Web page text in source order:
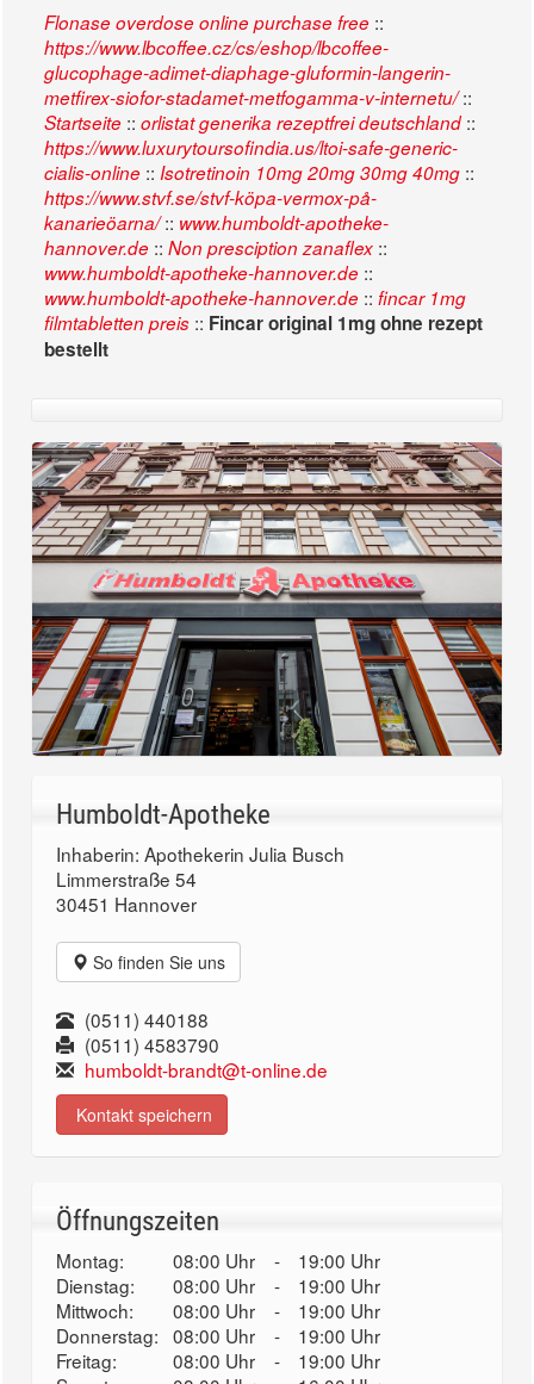
Flonase overdose online purchase free ::
https://www.lbcoffee.cz/cs/eshop/lbcoffee-
glucophage-adimet-diaphage-gluformin-langerin-
metfirex-siofor-stadamet-metfogamma-v-internetu/::
Startseite :: orlistat generika rezeptfrei deutschland::
https://www.luxurytoursofindia.us/ltoi-safe-generic-
cialis-online :: Isotretinoin 10mg 20mg 30mg 40mg ::
https://www.stvf.se/stvf-köpa-vermox-på-
kanarieöarna/:: www.humboldt-apotheke-
hannover.de :: Non presciption zanaflex ::
www.humboldt-apotheke-hannover.de ::
www.humboldt-apotheke-hannover.de :: fincar 1mg
filmtabletten preis :: Fincar original 1mg ohne rezept
bestellt
Humboldt-Apotheke
Inhaberin: Apothekerin Julia Busch
Limmerstraße 54
30451 Hannover
So finden Sie uns
(0511) 440188
(0511) 4583790
humboldt-brandt@t-online.de
Kontakt speichern
Öffnungszeiten
Montag: 08:00 Uhr -
19:00 Uhr
Dienstag:
08:00 Uhr -
19:00 Uhr
Mittwoch:
08:00 Uhr -
19:00 Uhr
Donnerstag: 08:00 Uhr -
19:00 Uhr
Freitag:
08:00 Uhr -
19:00 Uhr